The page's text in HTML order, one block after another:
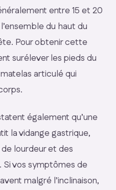
entre 15 et 20
du haut du
Pour obtenir cette
surélever les pieds du
articulé qui
également qu’une
la vidange gastrique,
lourdeur et des
vos symptômes de
malgré l’inclinaison,